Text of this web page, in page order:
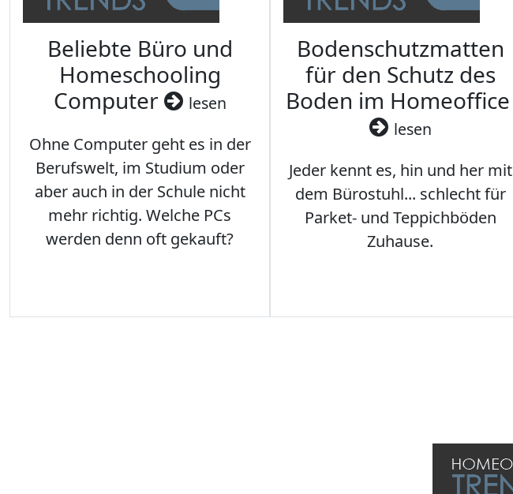
Beliebte Büro und
Homeschooling
Computer
lesen
Ohne Computer geht es in der
Berufswelt, im Studium oder
aber auch in der Schule nicht
mehr richtig. Welche PCs
werden denn oft gekauft?
Bodenschutzmatten
für den Schutz des
Boden im Homeoffice
lesen
Jeder kennt es, hin und her mit
dem Bürostuhl... schlecht für
Parket- und Teppichböden
Zuhause.